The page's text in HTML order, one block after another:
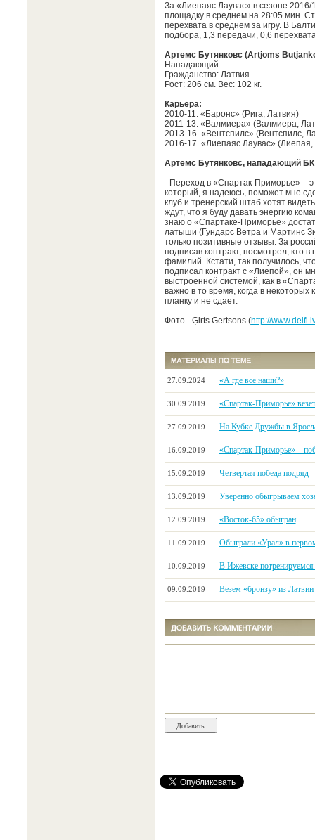
За «Лиепаяс Лаувас» в сезоне
площадку в среднем на 28:05 мин.
перехвата в среднем за игру. В
подбора, 1,3 передачи, 0,6
Артемc Бутянковc (Artjoms
Нападающий
Гражданство: Латвия
Рост: 206 см. Вес: 102 кг.
Карьера:
2010-11. «Баронс» (Рига, Латвия)
2011-13. «Валмиера» (Валмиера,
2013-16. «Вентспилс» (Вентспилс,
2016-17. «Лиепаяс Лаувас» (Лиепая,
Артемc Бутянковc, нападающий
- Переход в «Спартак-Приморье» –
который, я надеюсь, поможет мне
клуб и тренерский штаб хотят
ждут, что я буду давать энергию
знаю о «Спартаке-Приморье»
латыши (Гундарс Ветра и Мартинс
только позитивные отзывы. За
подписав контракт, посмотрел, кто
фамилий. Кстати, так получилось,
подписал контракт с «Лиепой», он
выстроенной системой, как в
важно в то время, когда в
планку и не сдает.
Фото - Ģirts Gertsons (http://
27.09.2024 «А где все наши?»
30.09.2019 «Спартак-Приморье»
27.09.2019 На Кубке Дружбы в
16.09.2019 «Спартак-Приморье» –
15.09.2019 Четвертая победа подряд
13.09.2019 Уверенно обыгрываем
12.09.2019 «Восток-65» обыгран
11.09.2019 Обыграли «Урал» в
10.09.2019 В Ижевске
09.09.2019 Везем «бронзу» из Латвии